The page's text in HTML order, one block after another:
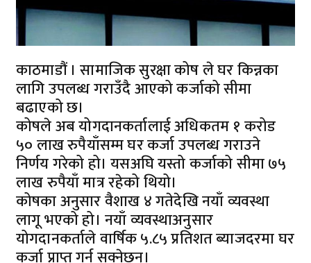
काठमाडौं । सामाजिक सुरक्षा कोष ले घर किन्नका
लागि उपलब्ध गराउँदै आएको कर्जाको सीमा
बढाएको छ।
कोषले अब योगदानकर्तालाई अधिकतम १ करोड
५० लाख रुपैयाँसम्म घर कर्जा उपलब्ध गराउने
निर्णय गरेको हो। यसअघि यस्तो कर्जाको सीमा ७५
लाख रुपैयाँ मात्र रहेको थियो।
कोषका अनुसार वैशाख ४ गतेदेखि नयाँ व्यवस्था
लागू भएको हो। नयाँ व्यवस्थाअनुसार
योगदानकर्ताले वार्षिक ५.८५ प्रतिशत ब्याजदरमा घर
कर्जा प्राप्त गर्न सक्नेछन्।